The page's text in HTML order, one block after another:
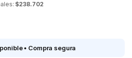
$238.702
ptas/2 estantes roble natural quantity
• Compra segura